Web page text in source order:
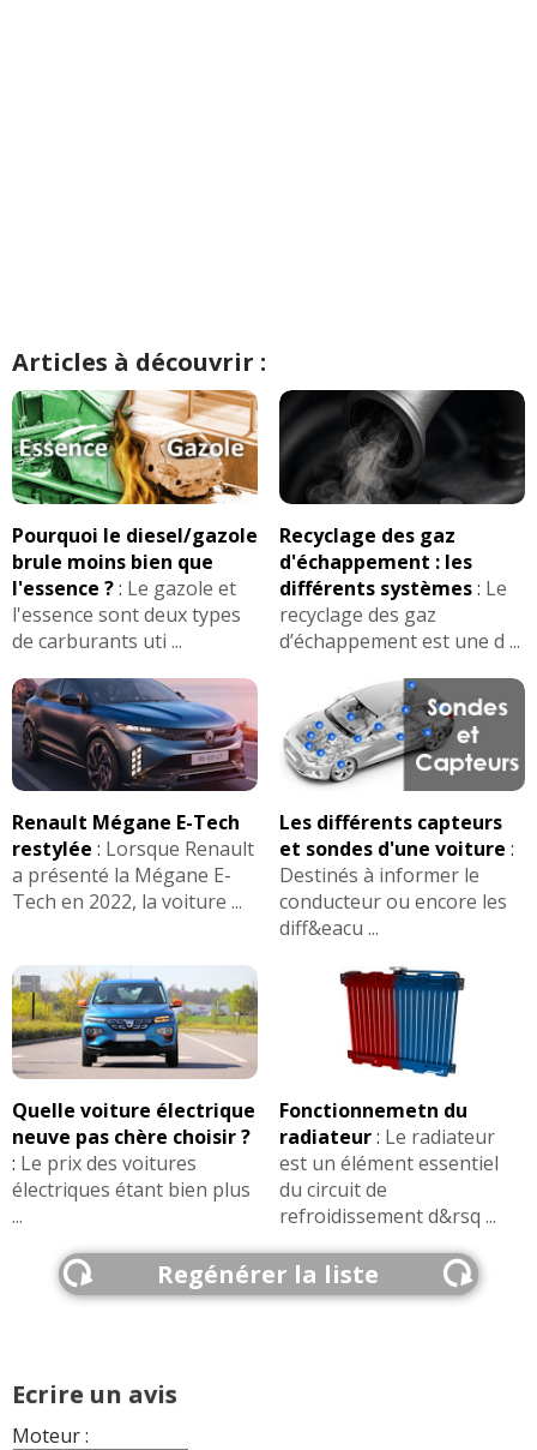
Articles à découvrir :
Pourquoi le diesel/gazole
brule moins bien que
l'essence ?: Le gazole et
l'essence sont deux types
de carburants uti ...
Recyclage des gaz
d'échappement : les
différents systèmes: Le
recyclage des gaz
d’échappement est une d ...
Renault Mégane E-Tech
restylée : Lorsque Renault
a présenté la Mégane E-
Tech en 2022, la voiture ...
Les différents capteurs
et sondes d'une voiture :
Destinés à informer le
conducteur ou encore les
diff&eacu ...
Quelle voiture électrique
neuve pas chère choisir ?
: Le prix des voitures
électriques étant bien plus
...
Fonctionnemetn du
radiateur: Le radiateur
est un élément essentiel
du circuit de
refroidissement d&rsq ...
Regénérer la liste
Ecrire un avis
Moteur :